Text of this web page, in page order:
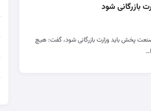
بازرگانی شود
پخش باید وزارت بازرگانی شود، گفت: هیچ